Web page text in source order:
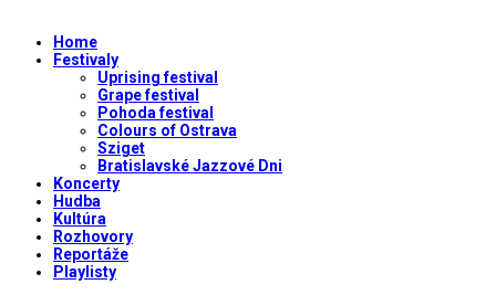
Home
Festivaly
Uprising festival
Grape festival
Pohoda festival
Colours of Ostrava
Sziget
Bratislavské Jazzové Dni
Koncerty
Hudba
Kultúra
Rozhovory
Reportáže
Playlisty